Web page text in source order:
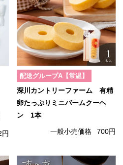
円
配送グループA【常温】
深川カントリーファーム 有精
卵たっぷりミニバームクーヘ
ン 1本
一般小売価格 700円